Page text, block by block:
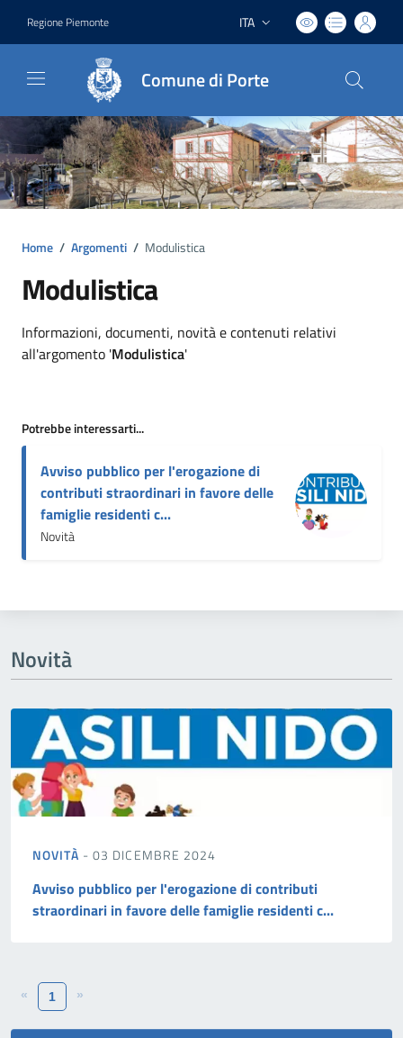
Regione Piemonte Lingua attiva:
ITA
Comune di Porte
Home / Argomenti / Modulistica
Modulistica
Dettagli argomento
Informazioni, documenti, novità e contenuti relativi
all'argomento 'Modulistica'
Potrebbe interessarti...
Avviso pubblico per l'erogazione di
contributi straordinari in favore delle
famiglie residenti c...
Novità
Novità
NOVITÀ - 03 DICEMBRE 2024
Avviso pubblico per l'erogazione di contributi
straordinari in favore delle famiglie residenti c...
« 1 »